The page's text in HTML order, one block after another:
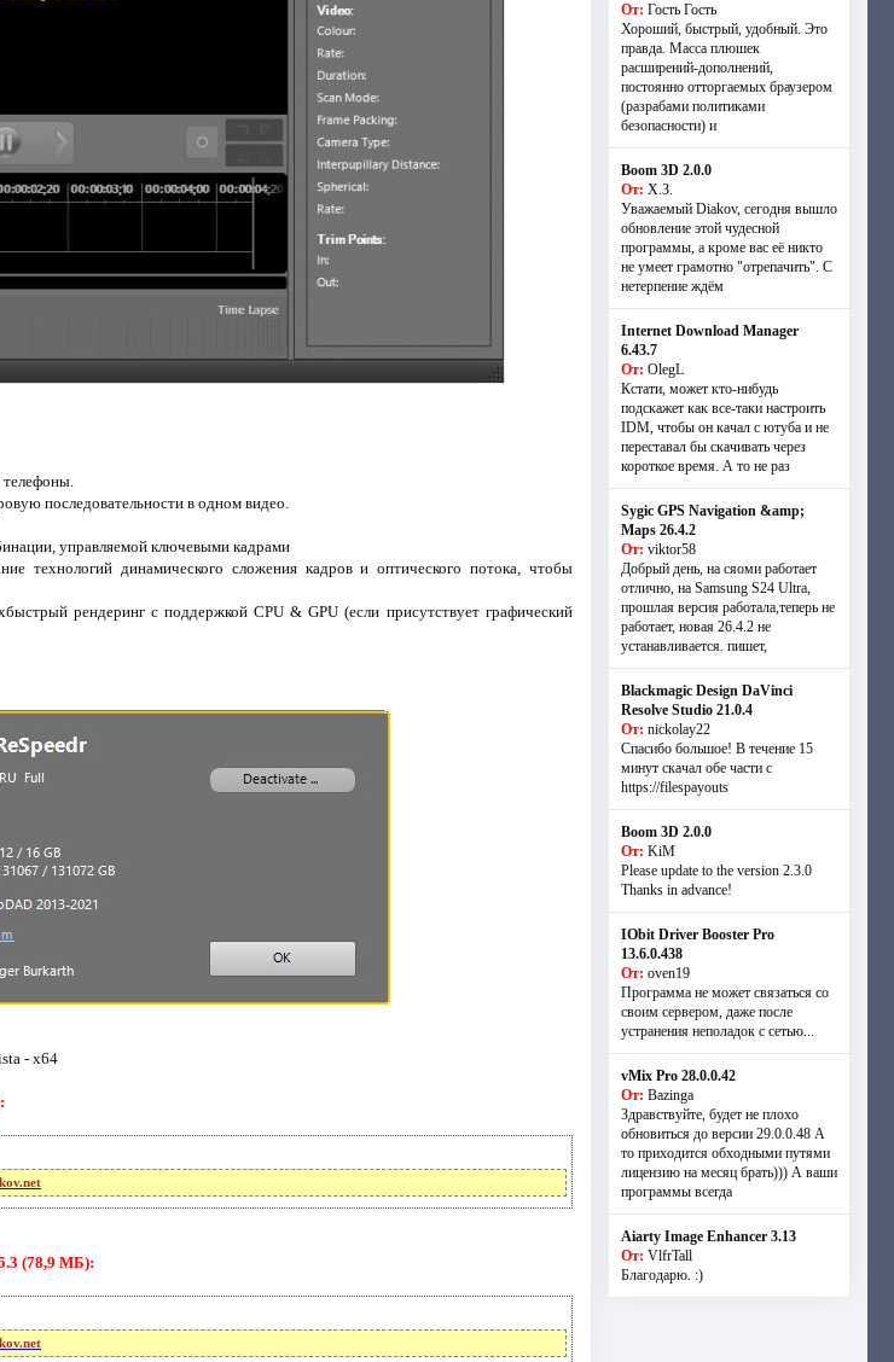
последовательности в одном видео.
управляемой ключевыми кадрами
технологий динамического сложения кадров и оптического потока, чтобы
рендеринг с поддержкой CPU & GPU (если присутствует графический
- x64
(78,9 МБ):
От: Гость Гость
Хороший, быстрый, удобный. Это
правда. Масса плюшек
расширений-дополнений,
постоянно отторгаемых браузером
(разрабами политиками
безопасности) и
Boom 3D 2.0.0
От: Х.З.
Уважаемый Diakov, сегодня вышло
обновление этой чудесной
программы, а кроме вас её никто
не умеет грамотно "отрепачить". С
нетерпение ждём
Internet Download Manager
6.43.7
От: OlegL
Кстати, может кто-нибудь
подскажет как все-таки настроить
IDM, чтобы он качал с ютуба и не
переставал бы скачивать через
короткое время. А то не раз
Sygic GPS Navigation &amp;
Maps 26.4.2
От: viktor58
Добрый день, на сяоми работает
отлично, на Samsung S24 Ultra,
прошлая версия работала,теперь не
работает, новая 26.4.2 не
устанавливается. пишет,
Blackmagic Design DaVinci
Resolve Studio 21.0.4
От: nickolay22
Спасибо большое! В течение 15
минут скачал обе части с
https://filespayouts
Boom 3D 2.0.0
От: KiM
Please update to the version 2.3.0
Thanks in advance!
IObit Driver Booster Pro
13.6.0.438
От: oven19
Программа не может связаться со
своим сервером, даже после
устранения неполадок с сетью...
vMix Pro 28.0.0.42
От: Bazinga
Здравствуйте, будет не плохо
обновиться до версии 29.0.0.48 А
то приходится обходными путями
лицензию на месяц брать))) А ваши
программы всегда
Aiarty Image Enhancer 3.13
От: VlfrTall
Благодарю. :)